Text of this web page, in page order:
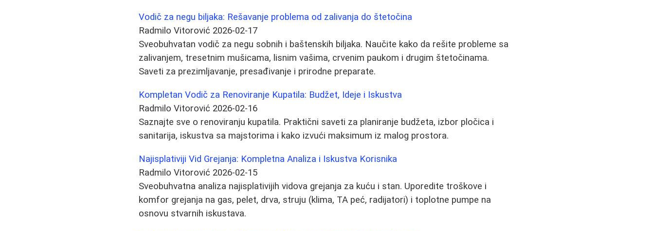
Vodič za negu biljaka: Rešavanje problema od zalivanja do štetočina
Radmilo Vitorović 2026-02-17
Sveobuhvatan vodič za negu sobnih i baštenskih biljaka. Naučite kako da rešite probleme sa
zalivanjem, tresetnim mušicama, lisnim vašima, crvenim paukom i drugim štetočinama.
Saveti za prezimljavanje, presađivanje i prirodne preparate.
Kompletan Vodič za Renoviranje Kupatila: Budžet, Ideje i Iskustva
Radmilo Vitorović 2026-02-16
Saznajte sve o renoviranju kupatila. Praktični saveti za planiranje budžeta, izbor pločica i
sanitarija, iskustva sa majstorima i kako izvući maksimum iz malog prostora.
Najisplativiji Vid Grejanja: Kompletna Analiza i Iskustva Korisnika
Radmilo Vitorović 2026-02-15
Sveobuhvatna analiza najisplativijih vidova grejanja za kuću i stan. Uporedite troškove i
komfor grejanja na gas, pelet, drva, struju (klima, TA peć, radijatori) i toplotne pumpe na
osnovu stvarnih iskustava.